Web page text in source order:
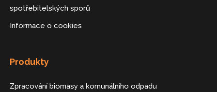
spotřebitelských sporů
Informace o cookies
Produkty
Zpracování biomasy a komunálního odpadu